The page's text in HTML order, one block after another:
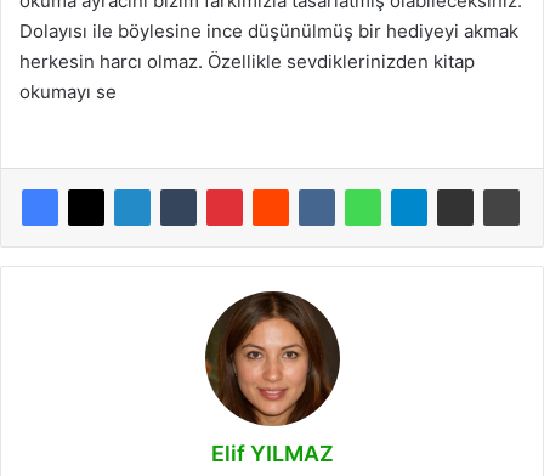
Dolayısı ile böylesine ince düşünülmüş bir hediyeyi akmak
herkesin harcı olmaz. Özellikle sevdiklerinizden kitap
okumayı se
Elif YILMAZ